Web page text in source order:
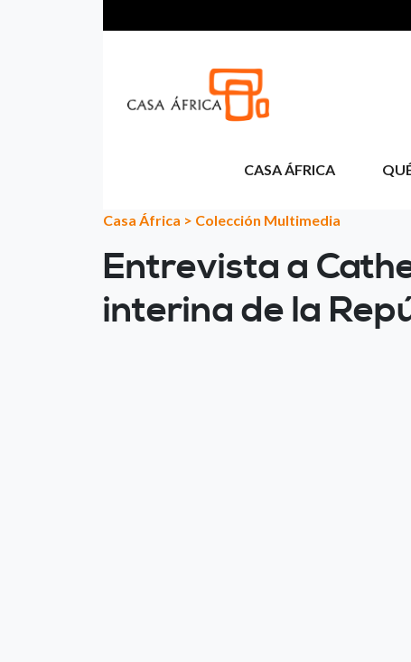
CASA ÁFRICA
Casa África > Colección Multimedia
Entrevista a
interina de la